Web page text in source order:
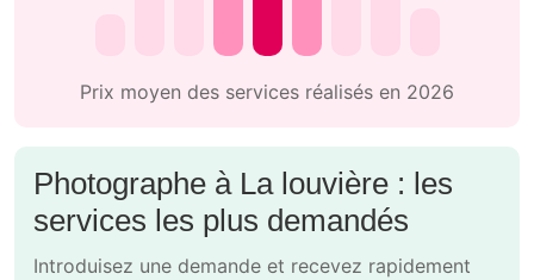
Prix moyen des services réalisés en 2026
Photographe à La louvière : les
services les plus demandés
Introduisez une demande et recevez rapidement